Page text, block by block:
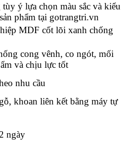
ý lựa chọn màu sắc và kiểu
phẩm tại gotrangtri.vn
MDF cốt lõi xanh chống
cong vênh, co ngót, mối
và chịu lực tốt
nhu cầu
khoan liên kết bằng máy tự
ngày